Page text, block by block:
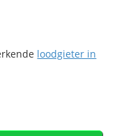
loodgieter in